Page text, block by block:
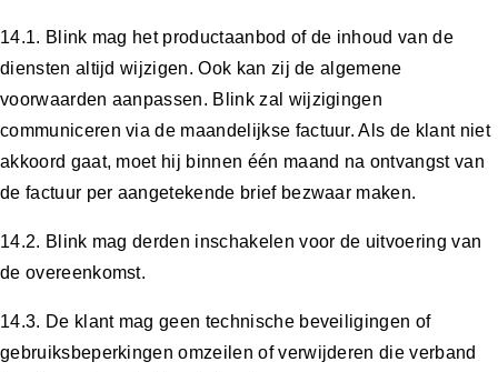
14.1. Blink mag het productaanbod of de inhoud van de
diensten altijd wijzigen. Ook kan zij de algemene
voorwaarden aanpassen. Blink zal wijzigingen
communiceren via de maandelijkse factuur. Als de klant niet
akkoord gaat, moet hij binnen één maand na ontvangst van
de factuur per aangetekende brief bezwaar maken.
14.2. Blink mag derden inschakelen voor de uitvoering van
de overeenkomst.
14.3. De klant mag geen technische beveiligingen of
gebruiksbeperkingen omzeilen of verwijderen die verband